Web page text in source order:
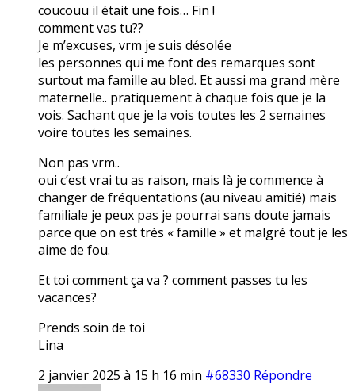
coucouu il était une fois… Fin !
comment vas tu??
Je m’excuses, vrm je suis désolée
les personnes qui me font des remarques sont
surtout ma famille au bled. Et aussi ma grand mère
maternelle.. pratiquement à chaque fois que je la
vois. Sachant que je la vois toutes les 2 semaines
voire toutes les semaines.
Non pas vrm..
oui c’est vrai tu as raison, mais là je commence à
changer de fréquentations (au niveau amitié) mais
familiale je peux pas je pourrai sans doute jamais
parce que on est très « famille » et malgré tout je les
aime de fou.
Et toi comment ça va ? comment passes tu les
vacances?
Prends soin de toi
Lina
2 janvier 2025 à 15 h 16 min #68330 Répondre